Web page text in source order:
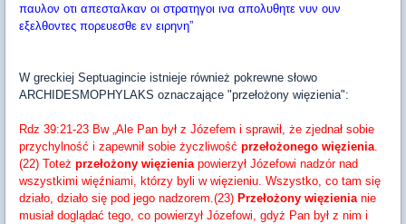
παυλον οτι απεσταλκαν οι στρατηγοι ινα απολυθητε νυν ουν
εξελθοντες πορευεσθε εν ειρηνη”
W greckiej Septuagincie istnieje również pokrewne słowo
ARCHIDESMOPHYLAKS oznaczające "przełożony więzienia":
Rdz 39:21-23 Bw „Ale Pan był z Józefem i sprawił, że zjednał sobie
przychylność i zapewnił sobie życzliwość przełożonego więzienia.
(22) Toteż przełożony więzieniapowierzył Józefowi nadzór nad
wszystkimi więźniami, którzy byli w więzieniu. Wszystko, co tam się
działo, działo się pod jego nadzorem.(23) Przełożony więzienianie
musiał doglądać tego, co powierzył Józefowi, gdyż Pan był z nim i